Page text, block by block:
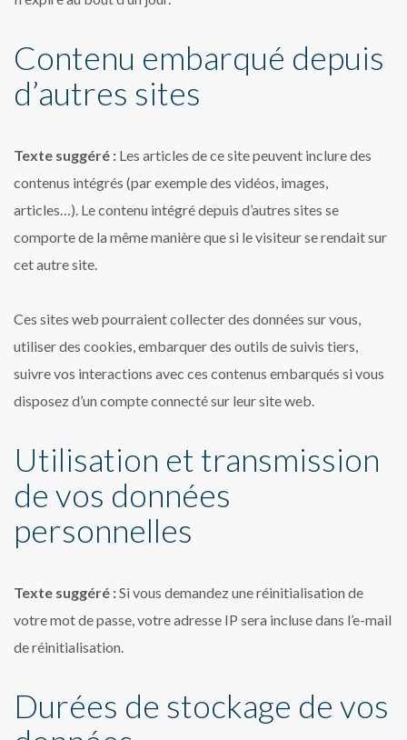
Contenu embarqué depuis
d’autres sites
Texte suggéré : Les articles de ce site peuvent inclure des
contenus intégrés (par exemple des vidéos, images,
articles…). Le contenu intégré depuis d’autres sites se
comporte de la même manière que si le visiteur se rendait sur
cet autre site.
Ces sites web pourraient collecter des données sur vous,
utiliser des cookies, embarquer des outils de suivis tiers,
suivre vos interactions avec ces contenus embarqués si vous
disposez d’un compte connecté sur leur site web.
Utilisation et transmission
de vos données
personnelles
Texte suggéré :Si vous demandez une réinitialisation de
votre mot de passe, votre adresse IP sera incluse dans l’e-mail
de réinitialisation.
Durées de stockage de vos